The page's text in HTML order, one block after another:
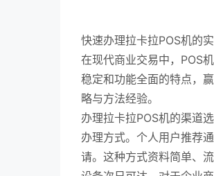
快速办理拉卡拉POS机的
在现代商业交易中，POS
稳定和功能全面的特点，
略与方法经验。
办理拉卡拉POS机的渠道
办理方式。个人用户推荐
请。这种方式资料简单、